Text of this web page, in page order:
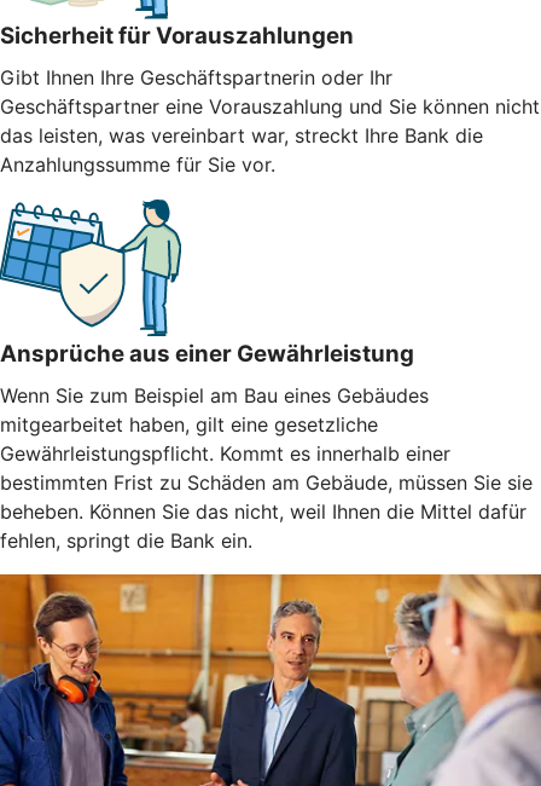
Sicherheit für Vorauszahlungen
Gibt Ihnen Ihre Geschäftspartnerin oder Ihr
Geschäftspartner eine Vorauszahlung und Sie können nicht
das leisten, was vereinbart war, streckt Ihre Bank die
Anzahlungssumme für Sie vor.
Ansprüche aus einer Gewährleistung
Wenn Sie zum Beispiel am Bau eines Gebäudes
mitgearbeitet haben, gilt eine gesetzliche
Gewährleistungspflicht. Kommt es innerhalb einer
bestimmten Frist zu Schäden am Gebäude, müssen Sie sie
beheben. Können Sie das nicht, weil Ihnen die Mittel dafür
fehlen, springt die Bank ein.